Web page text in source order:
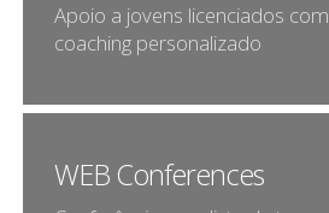
Apoio a jovens licenciados com
coaching personalizado
WEB Conferences